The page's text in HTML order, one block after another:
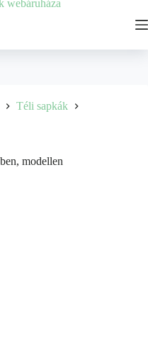
Téli sapkák